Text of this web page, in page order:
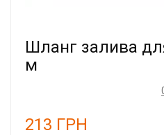
Шланг залива
м
213 ГРН